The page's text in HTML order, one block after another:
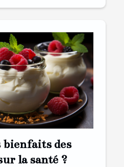
bienfaits des
la santé ?